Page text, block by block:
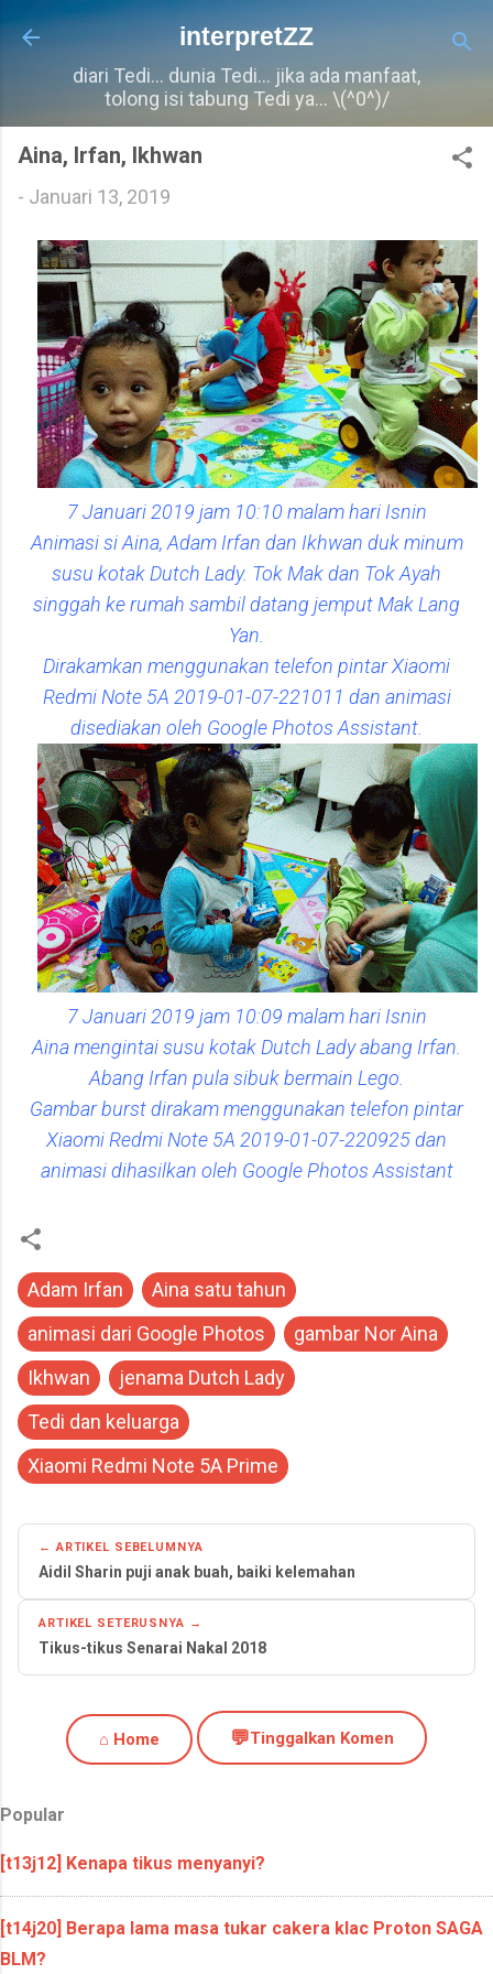
Langkau ke kandungan utama
interpretZZ
diari Tedi... dunia Tedi... jika ada manfaat,
tolong isi tabung Tedi ya... \(^0^)/
Aina, Irfan, Ikhwan
- Januari 13, 2019
7 Januari 2019 jam 10:10 malam hari Isnin
Animasi si Aina, Adam Irfan dan Ikhwan duk minum
susu kotak Dutch Lady. Tok Mak dan Tok Ayah
singgah ke rumah sambil datang jemput Mak Lang
Yan.
Dirakamkan menggunakan telefon pintar Xiaomi
Redmi Note 5A 2019-01-07-221011 dan animasi
disediakan oleh Google Photos Assistant.
7 Januari 2019 jam 10:09 malam hari Isnin
Aina mengintai susu kotak Dutch Lady abang Irfan.
Abang Irfan pula sibuk bermain Lego.
Gambar burst dirakam menggunakan telefon pintar
Xiaomi Redmi Note 5A 2019-01-07-220925 dan
animasi dihasilkan oleh Google Photos Assistant
Adam Irfan
Aina satu tahun
animasi dari Google Photos
gambar Nor Aina
Ikhwan
jenama Dutch Lady
Tedi dan keluarga
Xiaomi Redmi Note 5A Prime
← ARTIKEL SEBELUMNYA
Aidil Sharin puji anak buah, baiki kelemahan
ARTIKEL SETERUSNYA →
Tikus-tikus Senarai Nakal 2018
⌂ Home 💬Tinggalkan Komen
Popular
[t13j12] Kenapa tikus menyanyi?
[t14j20] Berapa lama masa tukar cakera klac Proton SAGA
BLM?